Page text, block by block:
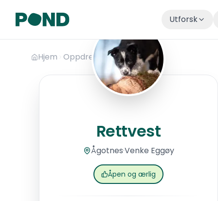
Utforsk
Hjem Oppdrettere Rettvest
Rettvest
Ågotnes·Venke Eggøy
Åpen og ærlig